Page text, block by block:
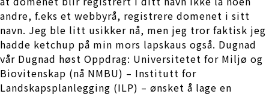
andre, f.eks et webbyrå, registrere domenet i sitt
navn. Jeg ble litt usikker nå, men jeg tror faktisk jeg
hadde ketchup på min mors lapskaus også. Dugnad
vår Dugnad høst Oppdrag: Universitetet for Miljø og
Biovitenskap (nå NMBU) – Institutt for
Landskapsplanlegging (ILP) – ønsket å lage en